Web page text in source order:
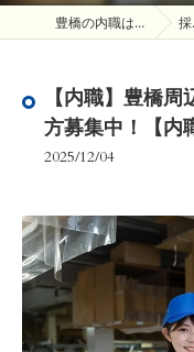
豊橋の内職は株式会社オオサワ 採用ブログ
【内職】豊橋
方募集中！【内
2025/12/04